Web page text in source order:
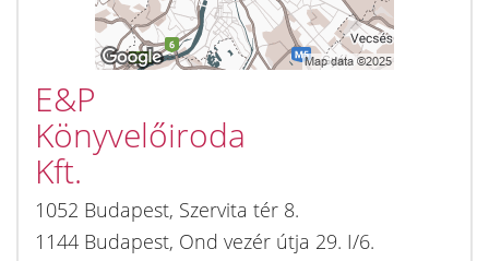
E&P
Könyvelőiroda
Kft.
1052 Budapest, Szervita tér 8.
1144 Budapest, Ond vezér útja 29. I/6.